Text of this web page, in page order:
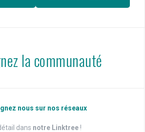
la communauté
nous sur nos réseaux
dans notre Linktree !